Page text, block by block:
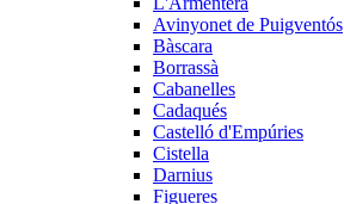
Avinyonet de Puigventós
Bàscara
Borrassà
Cabanelles
Cadaqués
Castelló d'Empúries
Cistella
Darnius
Figueres